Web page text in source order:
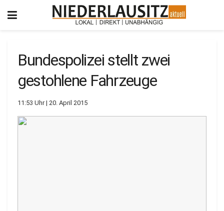
Bundespolizei stellt zwei
gestohlene Fahrzeuge
11:53 Uhr | 20. April 2015